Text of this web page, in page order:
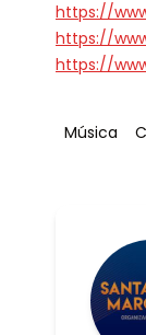
https://
https://
https://
Tag:
Música